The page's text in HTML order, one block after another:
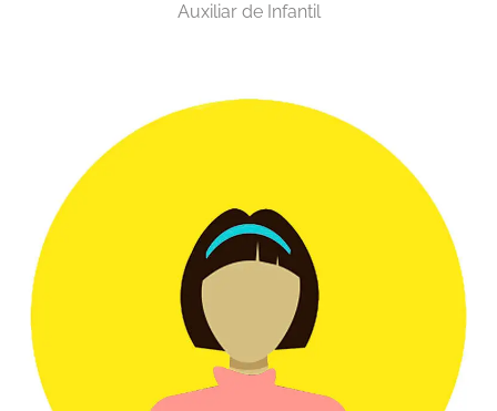
Auxiliar de Infantil